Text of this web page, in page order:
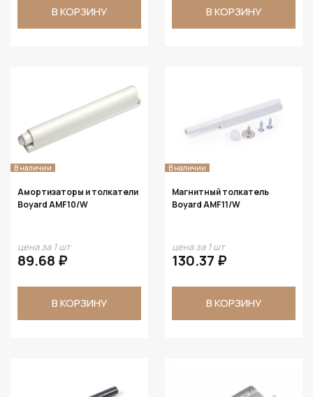
В КОРЗИНУ В КОРЗИНУ
В наличии
Амортизаторы и толкатели
Boyard AMF10/W
цена за 1 шт
89.68 ₽
В КОРЗИНУ
В наличии
Магнитный толкатель
Boyard AMF11/W
цена за 1 шт
130.37 ₽
В КОРЗИНУ